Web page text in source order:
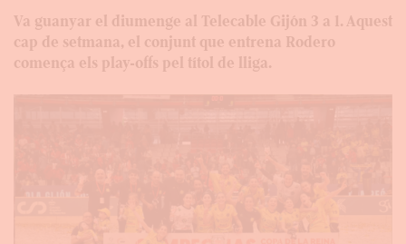
Va guanyar el diumenge al Telecable Gijón 3 a 1. Aquest
cap de setmana, el conjunt que entrena Rodero
comença els play-offs pel títol de lliga.